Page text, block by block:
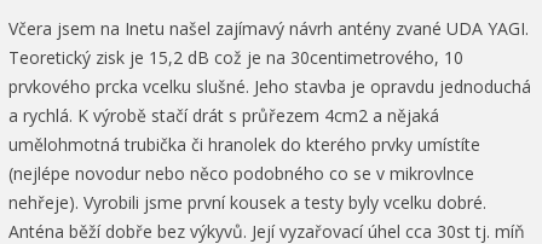
Včera jsem na Inetu našel zajímavý návrh antény zvané UDA YAGI.
Teoretický zisk je 15,2 dB což je na 30centimetrového, 10
prvkového prcka vcelku slušné. Jeho stavba je opravdu jednoduchá
a rychlá. K výrobě stačí drát s průřezem 4cm2 a nějaká
umělohmotná trubička či hranolek do kterého prvky umístíte
(nejlépe novodur nebo něco podobného co se v mikrovlnce
nehřeje). Vyrobili jsme první kousek a testy byly vcelku dobré.
Anténa běží dobře bez výkyvů. Její vyzařovací úhel cca 30st tj. míň